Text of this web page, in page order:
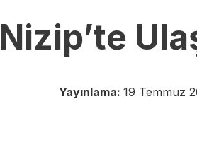
Nizip’te
Yayınlama: 19 Temmuz